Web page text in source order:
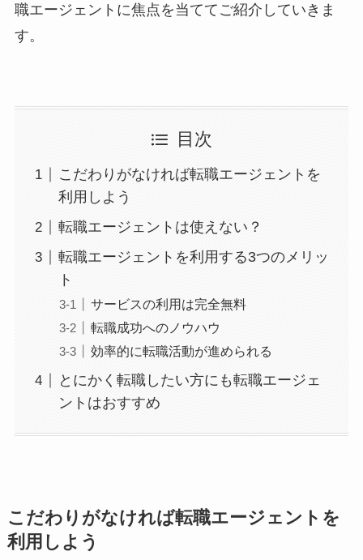
職エージェントに焦点を当ててご紹介していきま
す。
目次
こだわりがなければ転職エージェントを
利用しよう
転職エージェントは使えない？
転職エージェントを利用する3つのメリッ
ト
サービスの利用は完全無料
転職成功へのノウハウ
効率的に転職活動が進められる
とにかく転職したい方にも転職エージェ
ントはおすすめ
こだわりがなければ転職エージェントを
利用しよう